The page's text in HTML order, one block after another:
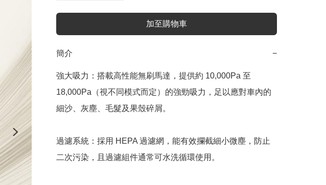
加至購物車
簡介 −
強大吸力：搭載高性能無刷馬達，提供約 10,000Pa 至
18,000Pa（視不同模式而定）的強勁吸力，足以應對車內的
細沙、灰塵、毛髮及果殼碎屑。
過濾系統：採用 HEPA 過濾網，能有效攔截細小微塵，防止
二次污染，且過濾組件通常可水洗循環使用。